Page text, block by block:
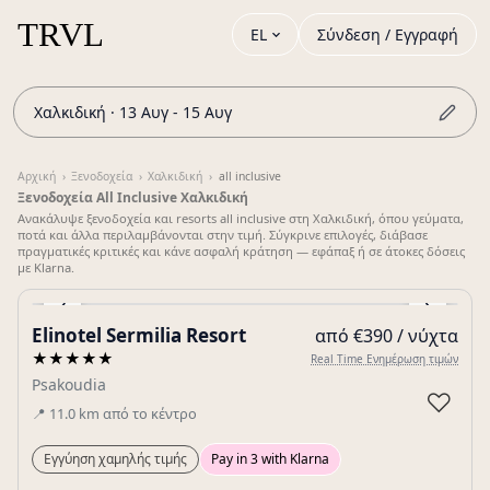
EL Σύνδεση / Εγγραφή
Χαλκιδική · 13 Αυγ - 15 Αυγ
Αρχική › Ξενοδοχεία › Χαλκιδική › all inclusive
Ξενοδοχεία All Inclusive Χαλκιδική
Ανακάλυψε ξενοδοχεία και resorts all inclusive στη Χαλκιδική, όπου γεύματα,
ποτά και άλλα περιλαμβάνονται στην τιμή. Σύγκρινε επιλογές, διάβασε
πραγματικές κριτικές και κάνε ασφαλή κράτηση — εφάπαξ ή σε άτοκες δόσεις
με Klarna.
‹ ›
Gallery
Elinotel Sermilia Resort
★★★★★
Psakoudia
📍 11.0 km από το κέντρο
από €390 / νύχτα
Real Time Ενημέρωση τιμών
♡
Εγγύηση χαμηλής τιμής Pay in 3 with Klarna